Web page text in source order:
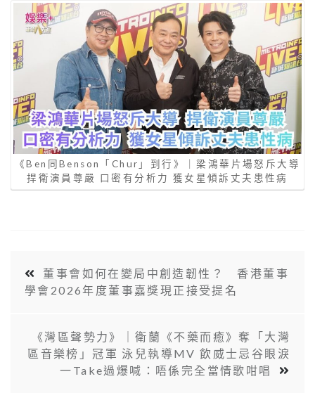
《Ben同Benson「Chur」到行》｜梁鴻華片場怒斥大導
捍衛演員尊嚴 口密有分析力 獲女星傾訴丈夫患性病
董事會如何在變局中創造韌性？ 香港董事
學會2026年度董事嘉獎現正接受提名
《灣區聲勢力》｜衛蘭《不藥而癒》奪「大灣
區音樂榜」冠軍 泳兒執導MV 飲威士忌谷眼淚
一Take過爆喊：唔係完全當情歌咁唱